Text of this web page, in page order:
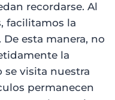
recordarse. Al
facilitamos la
esta manera, no
la
visita nuestra
permanecen